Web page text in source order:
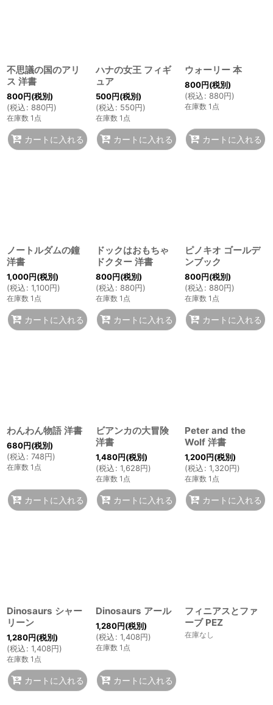
不思議の国のアリ
ス 洋書
800円(税別)
(税込: 880円)
在庫数 1点
カートに入れる
ハナの女王 フィギ
ュア
500円(税別)
(税込: 550円)
在庫数 1点
カートに入れる
ウォーリー 本
800円(税別)
(税込: 880円)
在庫数 1点
カートに入れる
ノートルダムの鐘
洋書
1,000円(税別)
(税込: 1,100円)
在庫数 1点
カートに入れる
ドックはおもちゃ
ドクター 洋書
800円(税別)
(税込: 880円)
在庫数 1点
カートに入れる
ピノキオ ゴールデ
ンブック
800円(税別)
(税込: 880円)
在庫数 1点
カートに入れる
わんわん物語 洋書
680円(税別)
(税込: 748円)
在庫数 1点
カートに入れる
ビアンカの大冒険
洋書
1,480円(税別)
(税込: 1,628円)
在庫数 1点
カートに入れる
Peter and the
Wolf 洋書
1,200円(税別)
(税込: 1,320円)
在庫数 1点
カートに入れる
Dinosaurs シャー
リーン
1,280円(税別)
(税込: 1,408円)
在庫数 1点
カートに入れる
Dinosaurs アール
1,280円(税別)
(税込: 1,408円)
在庫数 1点
カートに入れる
フィニアスとファ
ーブ PEZ
在庫なし